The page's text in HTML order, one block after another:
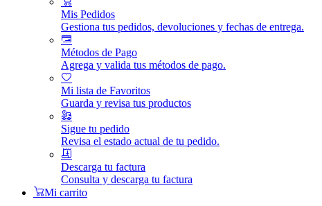
Mis Pedidos
Gestiona tus pedidos, devoluciones y fechas de entrega.
Métodos de Pago
Agrega y valida tus métodos de pago.
Mi lista de Favoritos
Guarda y revisa tus productos
Sigue tu pedido
Revisa el estado actual de tu pedido.
Descarga tu factura
Consulta y descarga tu factura
Mi carrito